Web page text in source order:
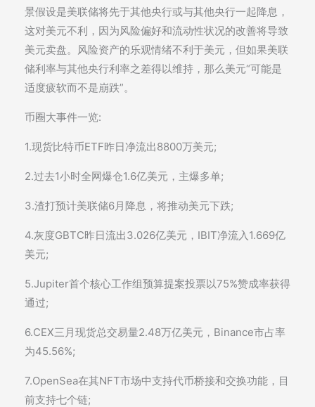
景假设是美联储将先于其他央行或与其他央行一起降息，
这对美元不利，因为风险偏好和流动性状况的改善将导致
美元卖盘。风险资产的乐观情绪不利于美元，但如果美联
储利率与其他央行利率之差得以维持，那么美元“可能是
适度疲软而不是崩跌”。
币圈大事件一览:
1.现货比特币ETF昨日净流出8800万美元;
2.过去1小时全网爆仓1.6亿美元，主爆多单;
3.渣打预计美联储6月降息，将推动美元下跌;
4.灰度GBTC昨日流出3.026亿美元，IBIT净流入1.669亿
美元;
5.Jupiter首个核心工作组预算提案投票以75%赞成率获得
通过;
6.CEX三月现货总交易量2.48万亿美元，Binance市占率
为45.56%;
7.OpenSea在其NFT市场中支持代币桥接和交换功能，目
前支持七个链;